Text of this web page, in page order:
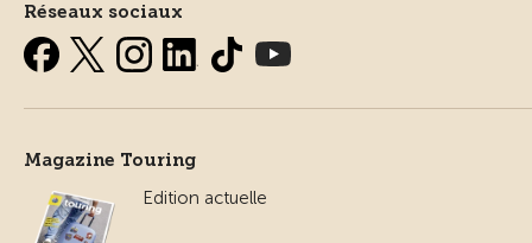
Réseaux sociaux
Magazine Touring
Edition actuelle